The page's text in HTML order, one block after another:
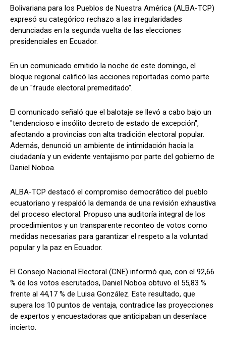
Bolivariana para los Pueblos de Nuestra América (ALBA-TCP)
expresó su categórico rechazo a las irregularidades
denunciadas en la segunda vuelta de las elecciones
presidenciales en Ecuador.
En un comunicado emitido la noche de este domingo, el
bloque regional calificó las acciones reportadas como parte
de un "fraude electoral premeditado".
El comunicado señaló que el balotaje se llevó a cabo bajo un
"tendencioso e insólito decreto de estado de excepción",
afectando a provincias con alta tradición electoral popular.
Además, denunció un ambiente de intimidación hacia la
ciudadanía y un evidente ventajismo por parte del gobierno de
Daniel Noboa.
ALBA-TCP destacó el compromiso democrático del pueblo
ecuatoriano y respaldó la demanda de una revisión exhaustiva
del proceso electoral. Propuso una auditoría integral de los
procedimientos y un transparente reconteo de votos como
medidas necesarias para garantizar el respeto a la voluntad
popular y la paz en Ecuador.
El Consejo Nacional Electoral (CNE) informó que, con el 92,66
% de los votos escrutados, Daniel Noboa obtuvo el 55,83 %
frente al 44,17 % de Luisa González. Este resultado, que
supera los 10 puntos de ventaja, contradice las proyecciones
de expertos y encuestadoras que anticipaban un desenlace
incierto.